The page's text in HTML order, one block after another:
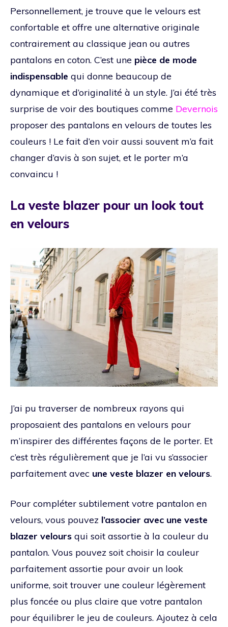
Personnellement, je trouve que le velours est
confortable et offre une alternative originale
contrairement au classique jean ou autres
pantalons en coton. C’est une pièce de mode
indispensable qui donne beaucoup de
dynamique et d’originalité à un style. J’ai été très
surprise de voir des boutiques comme Devernois
proposer des pantalons en velours de toutes les
couleurs ! Le fait d’en voir aussi souvent m’a fait
changer d’avis à son sujet, et le porter m’a
convaincu !
La veste blazer pour un look tout
en velours
J’ai pu traverser de nombreux rayons qui
proposaient des pantalons en velours pour
m’inspirer des différentes façons de le porter. Et
c’est très régulièrement que je l’ai vu s’associer
parfaitement avec une veste blazer en velours.
Pour compléter subtilement votre pantalon en
velours, vous pouvez l’associer avec une veste
blazer velours qui soit assortie à la couleur du
pantalon. Vous pouvez soit choisir la couleur
parfaitement assortie pour avoir un look
uniforme, soit trouver une couleur légèrement
plus foncée ou plus claire que votre pantalon
pour équilibrer le jeu de couleurs. Ajoutez à cela